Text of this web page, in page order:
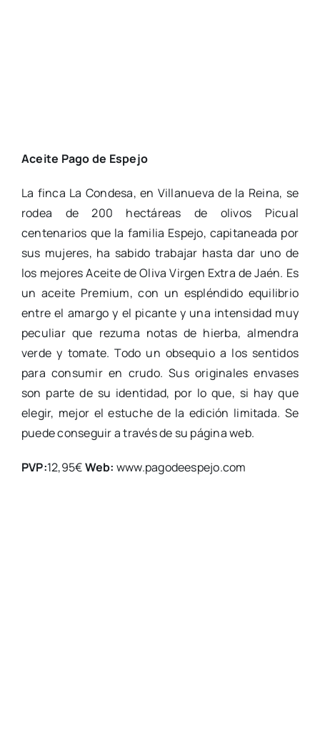
Aceite Pago de Espejo
La finca La Condesa, en Villanueva de la Reina, se
rodea de 200 hectáreas de olivos Picual
centenarios que la familia Espejo, capitaneada por
sus mujeres, ha sabido trabajar hasta dar uno de
los mejores Aceite de Oliva Virgen Extra de Jaén. Es
un aceite Premium, con un espléndido equilibrio
entre el amargo y el picante y una intensidad muy
peculiar que rezuma notas de hierba, almendra
verde y tomate. Todo un obsequio a los sentidos
para consumir en crudo. Sus originales envases
son parte de su identidad, por lo que, si hay que
elegir, mejor el estuche de la edición limitada. Se
puede conseguir a través de su página web.
PVP:12,95€Web: www.pagodeespejo.com